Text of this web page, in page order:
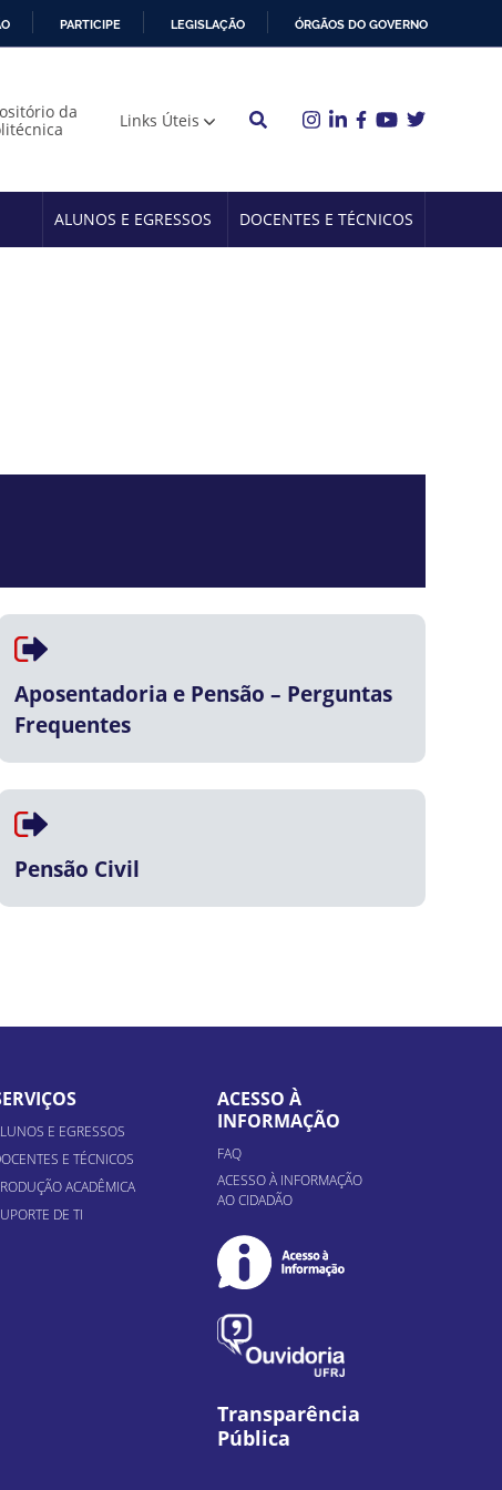
PARTICIPE LEGISLAÇÃO ÓRGÃOS DO GOVERNO
da
Links Úteis
ALUNOS E EGRESSOS DOCENTES E TÉCNICOS
Aposentadoria e Pensão – Perguntas
Frequentes
Pensão Civil
E EGRESSOS
E TÉCNICOS
ACADÊMICA
DE TI
ACESSO À
INFORMAÇÃO
FAQ
ACESSO À INFORMAÇÃO
AO CIDADÃO
Transparência
Pública